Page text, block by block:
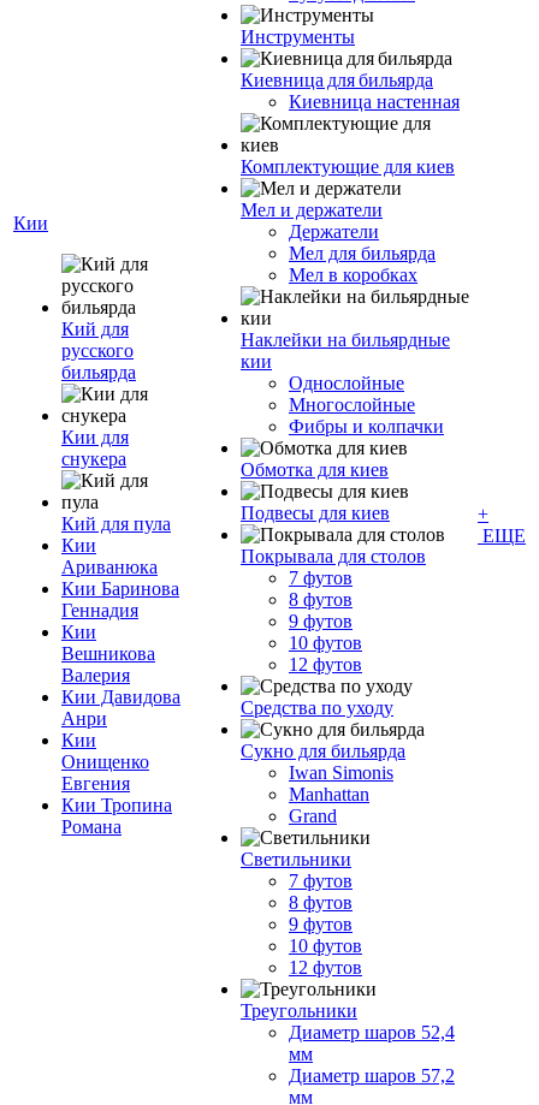
Кии
Кий для
русского
бильярда
Кии для
снукера
Кий для пула
Кии
Ариванюка
Кии Баринова
Геннадия
Кии
Вешникова
Валерия
Кии Давидова
Анри
Кии
Онищенко
Евгения
Кии Тропина
Романа
Инструменты
Киевница для бильярда
Киевница настенная
Комплектующие для киев
Мел и держатели
Держатели
Мел для бильярда
Мел в коробках
Наклейки на бильярдные
кии
Однослойные
Многослойные
Фибры и колпачки
Обмотка для киев
Подвесы для киев
Покрывала для столов
7 футов
8 футов
9 футов
10 футов
12 футов
Средства по уходу
Сукно для бильярда
Iwan Simonis
Manhattan
Grand
Светильники
7 футов
8 футов
9 футов
10 футов
12 футов
Треугольники
Диаметр шаров 52,4
мм
Диаметр шаров 57,2
мм
+
ЕЩЕ